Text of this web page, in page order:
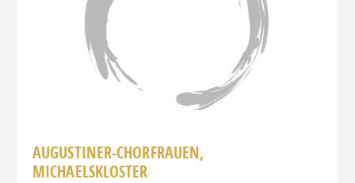
AUGUSTINER-CHORFRAUEN,
MICHAELSKLOSTER